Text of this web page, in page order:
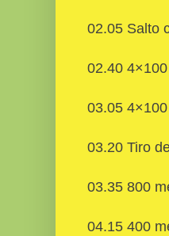
02.05 Salto
02.40
03.05
03.20 Tiro
03.35 800
04.15 400